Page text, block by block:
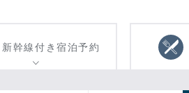
新幹線付き宿泊予約